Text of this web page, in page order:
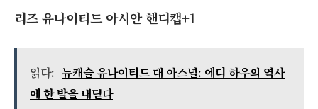
리즈 유나이티드 아시안 핸디캡+1
읽다: 뉴캐슬 유나이티드 대 아스널: 에디 하우의 역사
에 한 발을 내딛다